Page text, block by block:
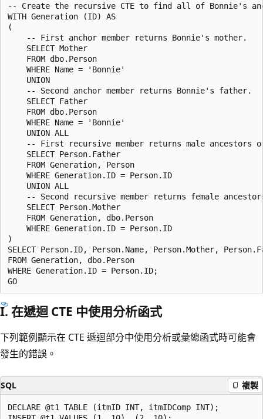
-- Create the recursive CTE to find all of Bonnie's
WITH Generation (ID) AS
(
    -- First anchor member returns Bonnie's mother.
    SELECT Mother
    FROM dbo.Person
    WHERE Name = 'Bonnie'
    UNION
    -- Second anchor member returns Bonnie's father.
    SELECT Father
    FROM dbo.Person
    WHERE Name = 'Bonnie'
    UNION ALL
-- First recursive member returns male ancestors
    SELECT Person.Father
    FROM Generation, Person
    WHERE Generation.ID = Person.ID
    UNION ALL
-- Second recursive member returns female
    SELECT Person.Mother
    FROM Generation, dbo.Person
    WHERE Generation.ID = Person.ID
)
SELECT Person.ID, Person.Name, Person.Mother,
FROM Generation, dbo.Person
WHERE Generation.ID = Person.ID;
I. 在遞迴 CTE 中使用分析函式
下列範例顯示在 CTE 遞迴部分中使用分析或彙總函式時可能會
發生的錯誤。
SQL 複製
DECLARE @t1 TABLE (itmID INT, itmIDComp INT);